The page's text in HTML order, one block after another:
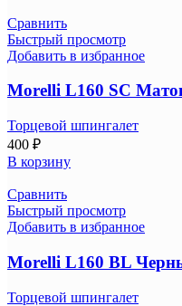
Сравнить
Быстрый просмотр
Добавить в избранное
Morelli L160 SС
Торцевой шпингалет
400 ₽
В корзину
Сравнить
Быстрый просмотр
Добавить в избранное
Morelli L160 BL
Торцевой шпингалет